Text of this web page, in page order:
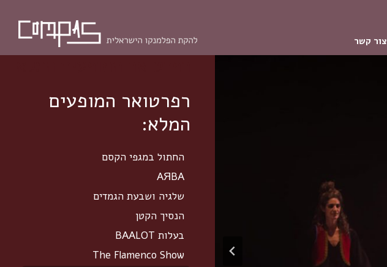
צור קשר
רפרטואר המופעים
המלא:
החתול במגפי הקסם
AЯBA
שלגיה ושבעת הגמדים
הנסיך הקטן
בעלות BAALOT
The Flamenco Show